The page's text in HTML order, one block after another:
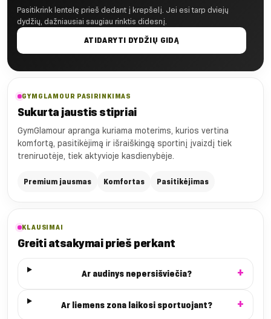
Pasitikrink lentelę prieš dedant į krepšelį. Jei esi tarp dviejų
dydžių, dažniausiai saugiau rinktis didesnį.
ATIDARYTI DYDŽIŲ GIDĄ
GYMGLAMOUR PASIRINKIMAS
Sukurta jaustis stipriai
GymGlamour apranga kuriama moterims, kurios vertina
komfortą, pasitikėjimą ir išraiškingą sportinį įvaizdį tiek
treniruotėje, tiek aktyvioje kasdienybėje.
Premium jausmas Komfortas Pasitikėjimas
KLAUSIMAI
Greiti atsakymai prieš perkant
Ar audinys nepersišviečia?
Ar liemens zona laikosi sportuojant?